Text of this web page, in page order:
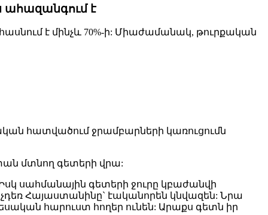
ահազանգում է
է մինչև 70%-ի: Միաժամանակ, թուրքական
հատվածում ջրամբարների կառուցումն
մտնող գետերի վրա:
սահմանային գետերի ջուրը կբաժանվի
Հայաստանինը` էականորեն կնվազեն: Նրա
հարուստ հողեր ունեն: Արաքս գետն իր